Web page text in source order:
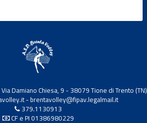
Via Damiano Chiesa, 9 - 38079 Tione di Trento (TN)
- brentavolley@fipav.legalmail.it
379.1130913
CF e PI 01386980229